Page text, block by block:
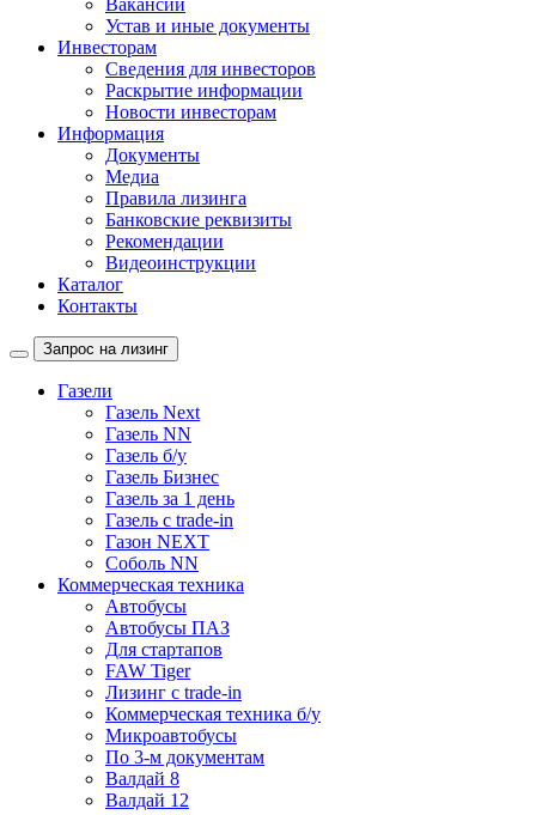
Вакансии
Устав и иные документы
Инвесторам
Сведения для инвесторов
Раскрытие информации
Новости инвесторам
Информация
Документы
Медиа
Правила лизинга
Банковские реквизиты
Рекомендации
Видеоинструкции
Каталог
Контакты
Запрос на лизинг
Газели
Газель Next
Газель NN
Газель б/у
Газель Бизнес
Газель за 1 день
Газель с trade-in
Газон NEXT
Соболь NN
Коммерческая техника
Автобусы
Автобусы ПАЗ
Для стартапов
FAW Tiger
Лизинг с trade-in
Коммерческая техника б/у
Микроавтобусы
По 3-м документам
Валдай 8
Валдай 12